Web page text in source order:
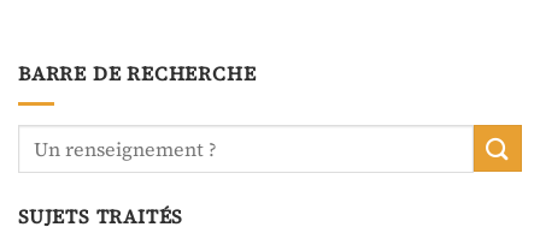
BARRE DE RECHERCHE
SUJETS TRAITÉS